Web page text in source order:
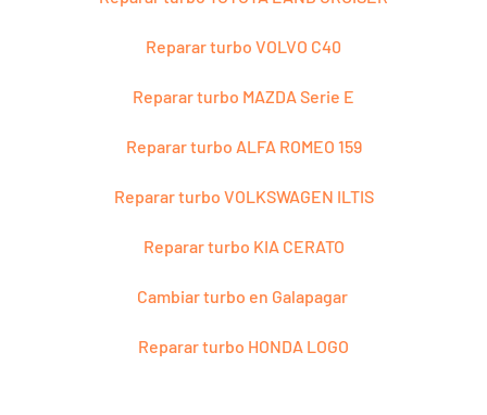
Reparar turbo VOLVO C40
Reparar turbo MAZDA Serie E
Reparar turbo ALFA ROMEO 159
Reparar turbo VOLKSWAGEN ILTIS
Reparar turbo KIA CERATO
Cambiar turbo en Galapagar
Reparar turbo HONDA LOGO